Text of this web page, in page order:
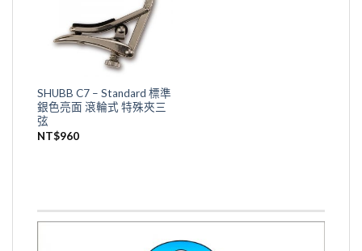
SHUBB C7 – Standard 標準
銀色亮面 滾輪式 特殊夾三
弦
NT$960